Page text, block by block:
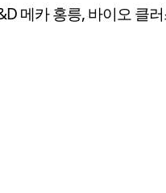
메카 홍릉, 바이오 클